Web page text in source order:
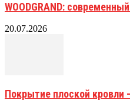
WOODGRAND:
20.07.2026
Покрытие плоской